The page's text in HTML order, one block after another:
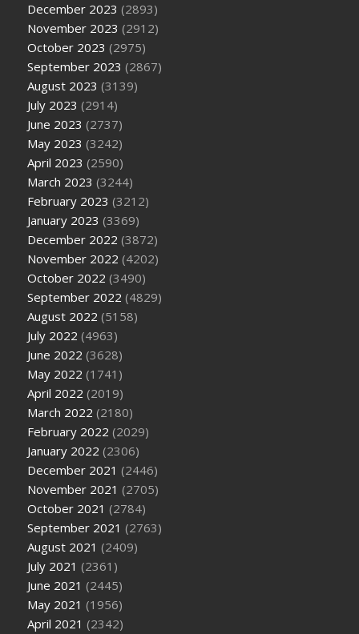
December 2023 (2893)
November 2023 (2912)
October 2023 (2975)
September 2023 (2867)
August 2023 (3139)
July 2023 (2914)
June 2023 (2737)
May 2023 (3242)
April 2023 (2590)
March 2023 (3244)
February 2023 (3212)
January 2023 (3369)
December 2022 (3872)
November 2022 (4202)
October 2022 (3490)
September 2022 (4829)
August 2022 (5158)
July 2022 (4963)
June 2022 (3628)
May 2022 (1741)
April 2022 (2019)
March 2022 (2180)
February 2022 (2029)
January 2022 (2306)
December 2021 (2446)
November 2021 (2705)
October 2021 (2784)
September 2021 (2763)
August 2021 (2409)
July 2021 (2361)
June 2021 (2445)
May 2021 (1956)
April 2021 (2342)